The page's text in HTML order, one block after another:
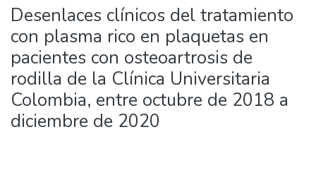
Desenlaces clínicos del tratamiento
con plasma rico en plaquetas en
pacientes con osteoartrosis de
rodilla de la Clínica Universitaria
Colombia, entre octubre de 2018 a
diciembre de 2020